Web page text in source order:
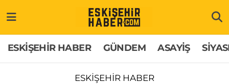
ESKİŞEHİR HABER GÜNDEM ASAYİŞ
ESKİŞEHİR HABER
GÜNDEM
Hakkımızda
Odunpazarı Trafik Yoğunluk Haritası